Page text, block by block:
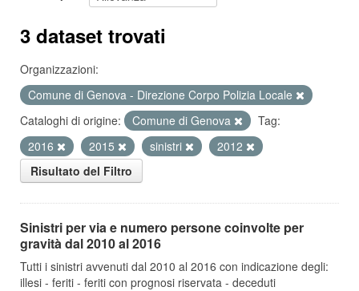
3 dataset trovati
Organizzazioni:
Comune di Genova - Direzione Corpo Polizia Locale
Cataloghi di origine:
Comune di Genova
Tag:
2016
2015 sinistri
2012
Risultato del Filtro
Sinistri per via e numero persone coinvolte per
gravità dal 2010 al 2016
Tutti i sinistri avvenuti dal 2010 al 2016 con indicazione degli:
illesi - feriti - feriti con prognosi riservata - deceduti